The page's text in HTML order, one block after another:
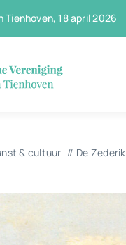
Tienhoven, 18 april 2026
& cultuur De